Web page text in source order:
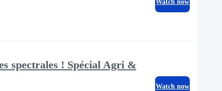
Watch now
spectrales ! Spécial Agri &
Watch now